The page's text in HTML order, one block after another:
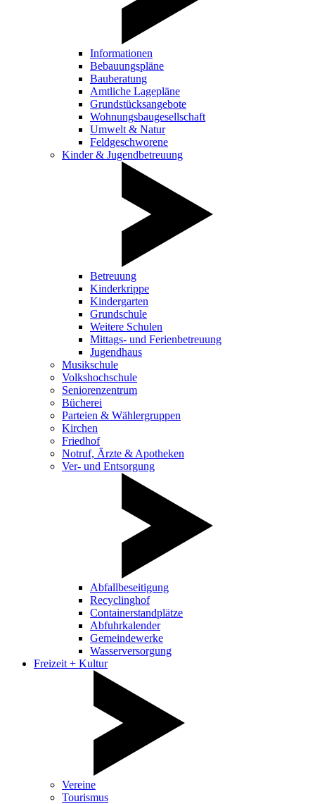
Informationen
Bebauungspläne
Bauberatung
Amtliche Lagepläne
Grundstücksangebote
Wohnungsbaugesellschaft
Umwelt & Natur
Feldgeschworene
Kinder & Jugendbetreuung
Betreuung
Kinderkrippe
Kindergarten
Grundschule
Weitere Schulen
Mittags- und Ferienbetreuung
Jugendhaus
Musikschule
Volkshochschule
Seniorenzentrum
Bücherei
Parteien & Wählergruppen
Kirchen
Friedhof
Notruf, Ärzte & Apotheken
Ver- und Entsorgung
Abfallbeseitigung
Recyclinghof
Containerstandplätze
Abfuhrkalender
Gemeindewerke
Wasserversorgung
Freizeit + Kultur
Vereine
Tourismus